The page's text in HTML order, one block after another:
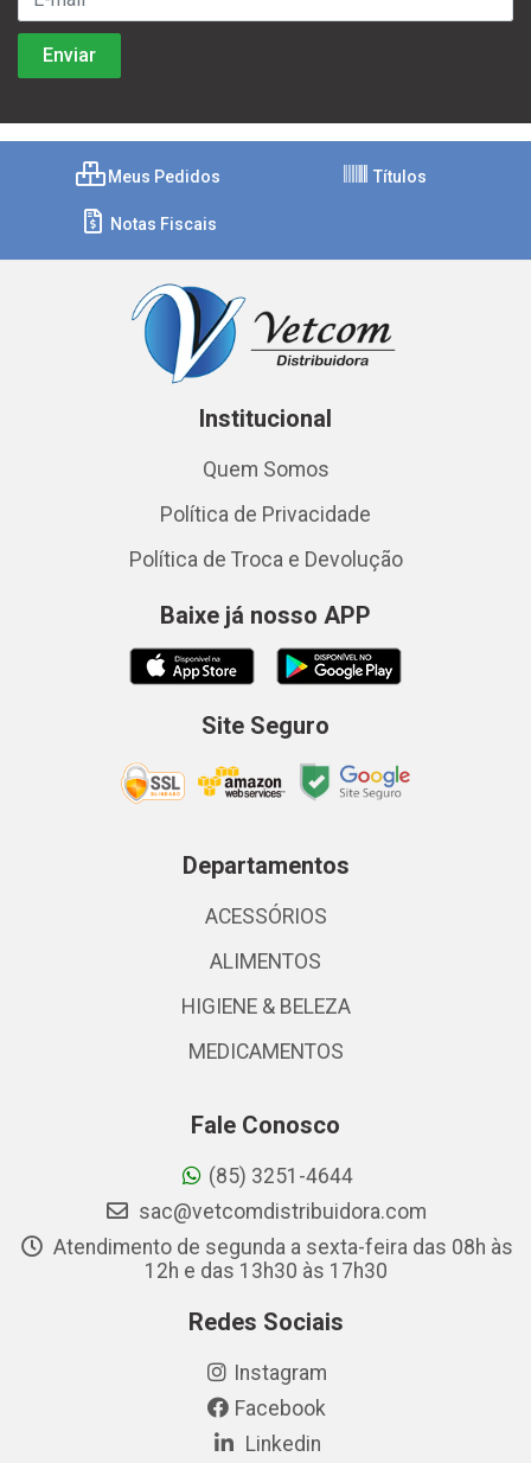
Meus Pedidos Títulos
Notas Fiscais
Institucional
Quem Somos
Política de Privacidade
Política de Troca e Devolução
Baixe já nosso APP
Site Seguro
Departamentos
ACESSÓRIOS
ALIMENTOS
HIGIENE & BELEZA
MEDICAMENTOS
Fale Conosco
(85) 3251-4644
sac@vetcomdistribuidora.com
Atendimento de segunda a sexta-feira das 08h às
12h e das 13h30 às 17h30
Redes Sociais
Instagram
Facebook
Linkedin